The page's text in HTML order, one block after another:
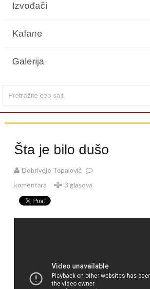
Izvođači
Kafane
Galerija
Šta je bilo dušo
Dobrivoje Topalović
komentara
3 glasova